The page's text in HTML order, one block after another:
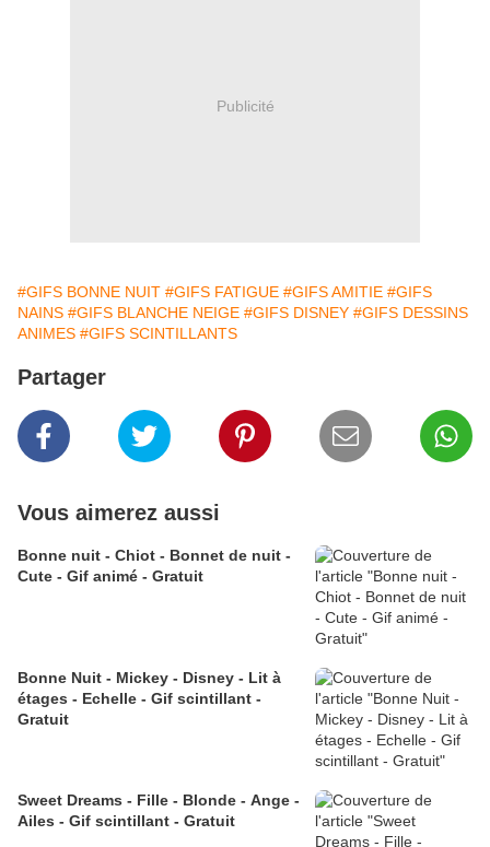
Publicité
#GIFS BONNE NUIT #GIFS FATIGUE #GIFS AMITIE #GIFS
NAINS #GIFS BLANCHE NEIGE #GIFS DISNEY #GIFS DESSINS
ANIMES #GIFS SCINTILLANTS
Partager
Vous aimerez aussi
Bonne nuit - Chiot - Bonnet de nuit -
Cute - Gif animé - Gratuit
Bonne Nuit - Mickey - Disney - Lit à
étages - Echelle - Gif scintillant -
Gratuit
Sweet Dreams - Fille - Blonde - Ange -
Ailes - Gif scintillant - Gratuit